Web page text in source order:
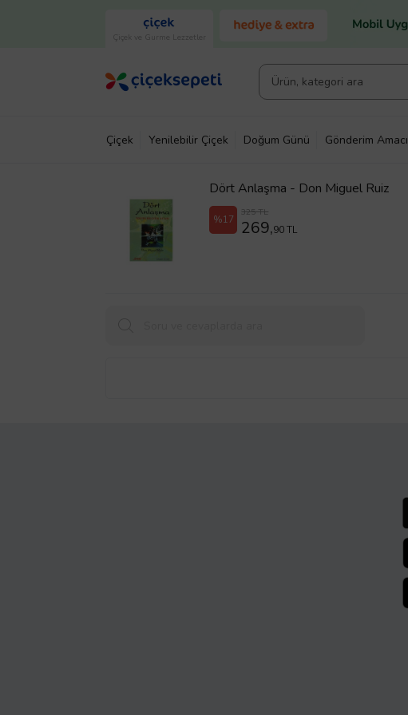
Çiçek ve Gurme Lezzetler
Çiçek Yenilebilir Çiçek Doğum Günü Gönderim Amacı
Dört Anlaşma - Don Miguel Ruiz
%17
325 TL
269,90 TL